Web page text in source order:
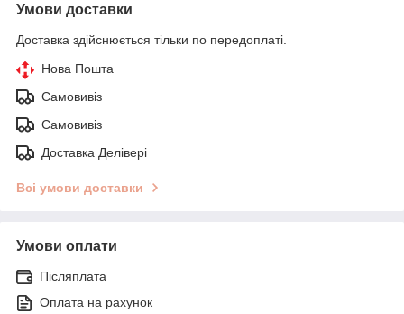
Умови доставки
Доставка здійснюється тільки по передоплаті.
Нова Пошта
Самовивіз
Самовивіз
Доставка Делівері
Всі умови доставки
Умови оплати
Післяплата
Оплата на рахунок